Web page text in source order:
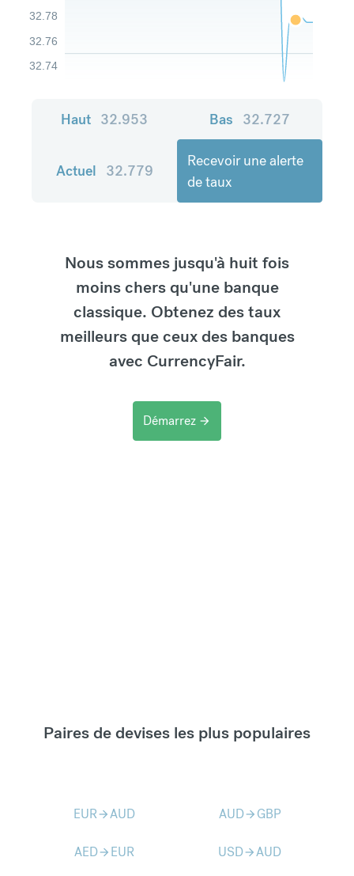
32.74
32.76
32.78
Haut 32.953 Bas 32.727
Actuel 32.779
Recevoir une alerte
de taux
Nous sommes jusqu'à huit fois
moins chers qu'une banque
classique. Obtenez des taux
meilleurs que ceux des banques
avec CurrencyFair.
Démarrez arrow_forward
Paires de devises les plus populaires
EURarrow_forwardAUD AUDarrow_forward GBP
AEDarrow_forward EUR USDarrow_forwardAUD